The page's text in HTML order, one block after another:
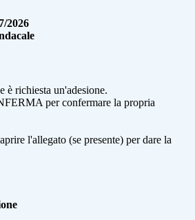
2026
è richiesta un'adesione.
per confermare la propria
l'allegato (se presente) per dare la